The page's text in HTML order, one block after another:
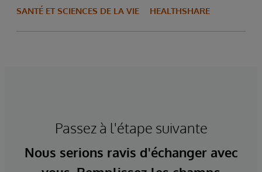
SANTÉ ET SCIENCES DE LA VIE HEALTHSHARE
Passez à l'étape suivante
Nous serions ravis d'échanger avec